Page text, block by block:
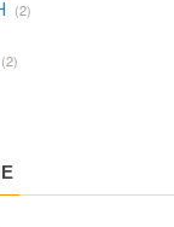
(2)
(2)